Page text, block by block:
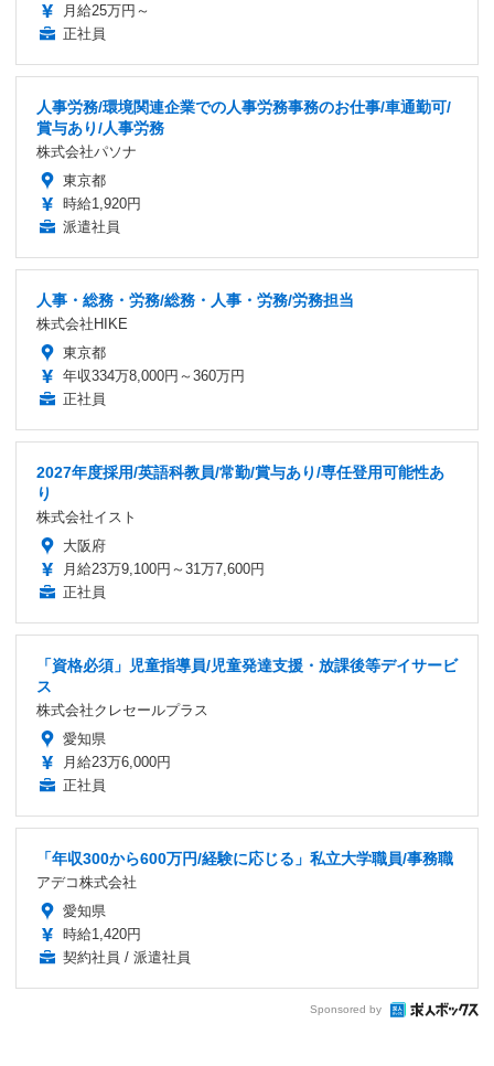
月給25万円～
正社員
人事労務/環境関連企業での人事労務事務のお仕事/車通勤可/
賞与あり/人事労務
株式会社パソナ
東京都
時給1,920円
派遣社員
人事・総務・労務/総務・人事・労務/労務担当
株式会社HIKE
東京都
年収334万8,000円～360万円
正社員
2027年度採用/英語科教員/常勤/賞与あり/専任登用可能性あ
り
株式会社イスト
大阪府
月給23万9,100円～31万7,600円
正社員
「資格必須」児童指導員/児童発達支援・放課後等デイサービ
ス
株式会社クレセールプラス
愛知県
月給23万6,000円
正社員
「年収300から600万円/経験に応じる」私立大学職員/事務職
アデコ株式会社
愛知県
時給1,420円
契約社員 / 派遣社員
Sponsored by